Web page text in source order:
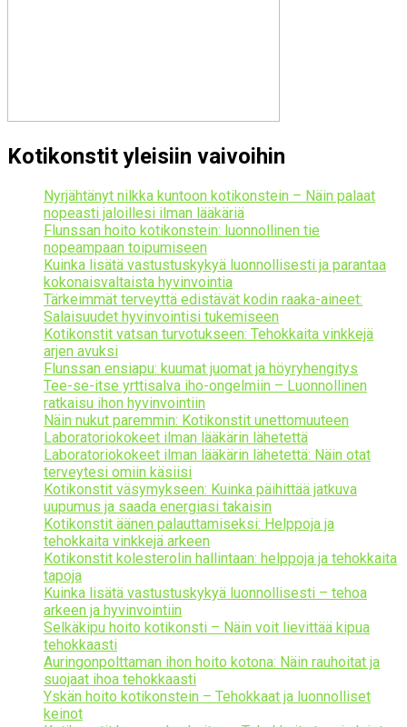
Kotikonstit yleisiin vaivoihin
Nyrjähtänyt nilkka kuntoon kotikonstein – Näin palaat
nopeasti jaloillesi ilman lääkäriä
Flunssan hoito kotikonstein: luonnollinen tie
nopeampaan toipumiseen
Kuinka lisätä vastustuskykyä luonnollisesti ja parantaa
kokonaisvaltaista hyvinvointia
Tärkeimmät terveyttä edistävät kodin raaka-aineet:
Salaisuudet hyvinvointisi tukemiseen
Kotikonstit vatsan turvotukseen: Tehokkaita vinkkejä
arjen avuksi
Flunssan ensiapu: kuumat juomat ja höyryhengitys
Tee-se-itse yrttisalva iho-ongelmiin – Luonnollinen
ratkaisu ihon hyvinvointiin
Näin nukut paremmin: Kotikonstit unettomuuteen
Laboratoriokokeet ilman lääkärin lähetettä
Laboratoriokokeet ilman lääkärin lähetettä: Näin otat
terveytesi omiin käsiisi
Kotikonstit väsymykseen: Kuinka päihittää jatkuva
uupumus ja saada energiasi takaisin
Kotikonstit äänen palauttamiseksi: Helppoja ja
tehokkaita vinkkejä arkeen
Kotikonstit kolesterolin hallintaan: helppoja ja tehokkaita
tapoja
Kuinka lisätä vastustuskykyä luonnollisesti – tehoa
arkeen ja hyvinvointiin
Selkäkipu hoito kotikonsti – Näin voit lievittää kipua
tehokkaasti
Auringonpolttaman ihon hoito kotona: Näin rauhoitat ja
suojaat ihoa tehokkaasti
Yskän hoito kotikonstein – Tehokkaat ja luonnolliset
keinot